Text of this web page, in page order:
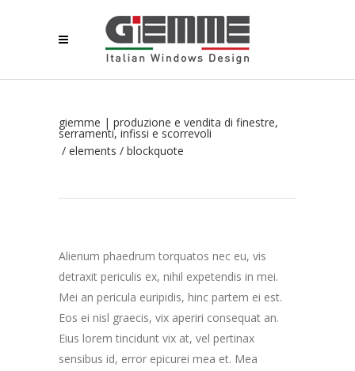
giemme | produzione e vendita di finestre,
serramenti, infissi e scorrevoli
/ elements / blockquote
Alienum phaedrum torquatos nec eu, vis
detraxit periculis ex, nihil expetendis in mei.
Mei an pericula euripidis, hinc partem ei est.
Eos ei nisl graecis, vix aperiri consequat an.
Eius lorem tincidunt vix at, vel pertinax
sensibus id, error epicurei mea et. Mea